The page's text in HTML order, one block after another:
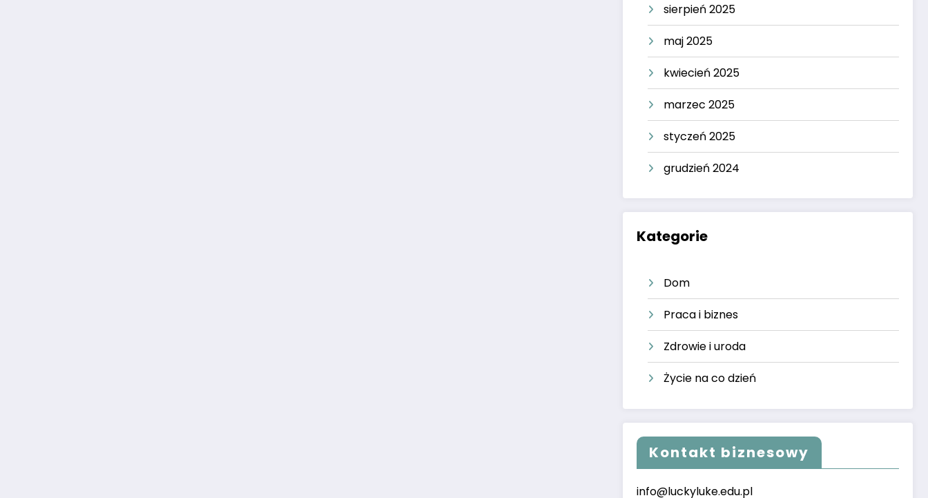
sierpień 2025
maj 2025
kwiecień 2025
marzec 2025
styczeń 2025
grudzień 2024
Kategorie
Dom
Praca i biznes
Zdrowie i uroda
Życie na co dzień
Kontakt biznesowy
info@luckyluke.edu.pl